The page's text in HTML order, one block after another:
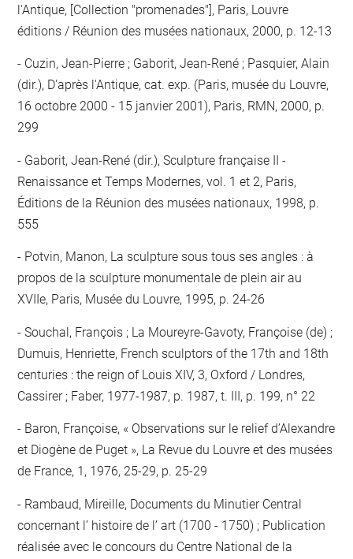
l'Antique, [Collection "promenades"], Paris, Louvre
éditions / Réunion des musées nationaux, 2000, p. 12-13
Cuzin, Jean-Pierre ; Gaborit, Jean-René ; Pasquier, Alain
(dir.), D'après l'Antique, cat. exp. (Paris, musée du Louvre,
16 octobre 2000 - 15 janvier 2001), Paris, RMN, 2000, p.
299
Gaborit, Jean-René (dir.), Sculpture française II -
Renaissance et Temps Modernes, vol. 1 et 2, Paris,
Éditions de la Réunion des musées nationaux, 1998, p.
555
Potvin, Manon, La sculpture sous tous ses angles : à
propos de la sculpture monumentale de plein air au
XVIIe, Paris, Musée du Louvre, 1995, p. 24-26
Souchal, François ; La Moureyre-Gavoty, Françoise (de) ;
Dumuis, Henriette, French sculptors of the 17th and 18th
centuries : the reign of Louis XIV, 3, Oxford / Londres,
Cassirer ; Faber, 1977-1987, p. 1987, t. III, p. 199, n° 22
Baron, Françoise, « Observations sur le relief d’Alexandre
et Diogène de Puget », La Revue du Louvre et des musées
de France, 1, 1976, 25-29, p. 25-29
Rambaud, Mireille, Documents du Minutier Central
concernant l’ histoire de l’ art (1700 - 1750) ; Publication
réalisée avec le concours du Centre National de la